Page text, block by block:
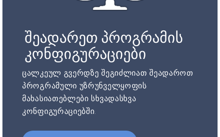
შეადარეთ პროგრამის
კონფიგურაციები
ცალკეულ გვერდზე შეგიძლიათ შეადაროთ
პროგრამული უზრუნველყოფის
მახასიათებლები სხვადასხვა
კონფიგურაციებში.